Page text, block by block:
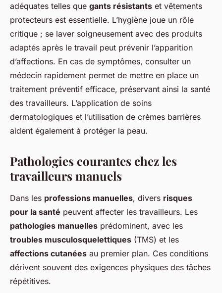
adéquates telles que gants résistants et vêtements
protecteurs est essentielle. L’hygiène joue un rôle
critique ; se laver soigneusement avec des produits
adaptés après le travail peut prévenir l’apparition
d’affections. En cas de symptômes, consulter un
médecin rapidement permet de mettre en place un
traitement préventif efficace, préservant ainsi la santé
des travailleurs. L’application de soins
dermatologiques et l’utilisation de crèmes barrières
aident également à protéger la peau.
Pathologies courantes chez les
travailleurs manuels
Dans les professions manuelles, divers risques
pour la santé peuvent affecter les travailleurs. Les
pathologies manuelles prédominent, avec les
troubles musculosquelettiques (TMS) et les
affections cutanées au premier plan. Ces conditions
dérivent souvent des exigences physiques des tâches
répétitives.